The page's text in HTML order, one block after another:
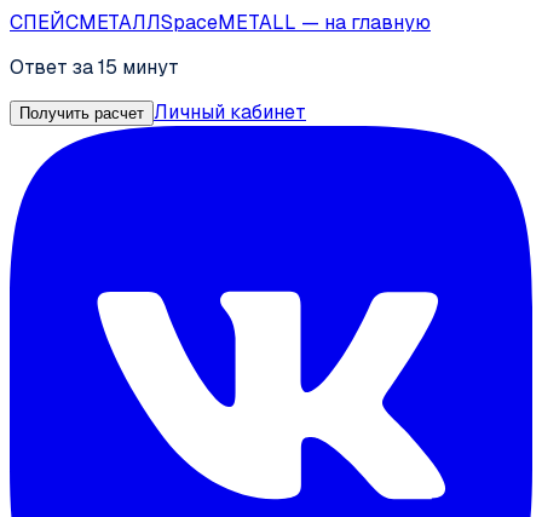
СПЕЙСМЕТАЛЛSpaceMETALL — на главную
Ответ за 15 минут
Получить расчет Личный кабинет